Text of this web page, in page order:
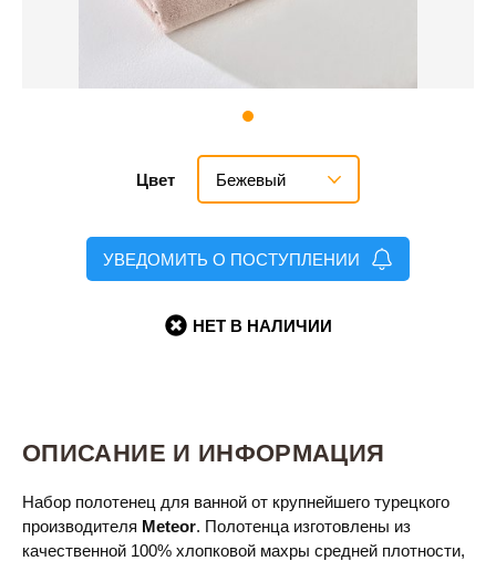
Цвет Бежевый
УВЕДОМИТЬ О ПОСТУПЛЕНИИ
НЕТ В НАЛИЧИИ
ОПИСАНИЕ И ИНФОРМАЦИЯ
Набор полотенец для ванной от крупнейшего турецкого
производителя Meteor. Полотенца изготовлены из
качественной 100% хлопковой махры средней плотности,